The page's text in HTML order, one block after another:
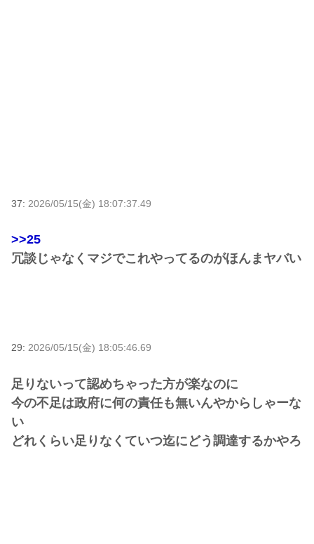
37: 2026/05/15(金) 18:07:37.49
>>25
冗談じゃなくマジでこれやってるのがほんまヤバい
29: 2026/05/15(金) 18:05:46.69
足りないって認めちゃった方が楽なのに
今の不足は政府に何の責任も無いんやからしゃーな
い
どれくらい足りなくていつ迄にどう調達するかやろ